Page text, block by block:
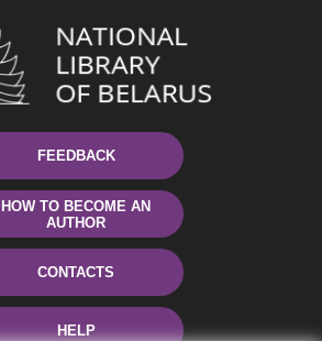
FEEDBACK
HOW TO BECOME AN
AUTHOR
CONTACTS
HELP